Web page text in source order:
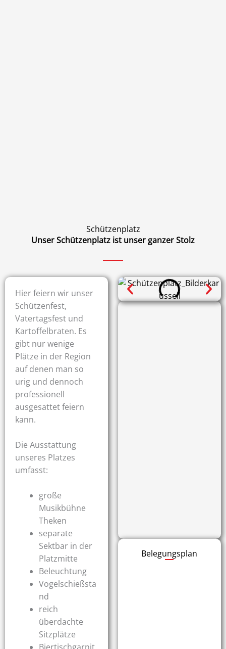
Schützenplatz
Unser Schützenplatz ist unser ganzer Stolz
Hier feiern wir unser
Schützenfest,
Vatertagsfest und
Kartoffelbraten. Es
gibt nur wenige
Plätze in der Region
auf denen man so
urig und dennoch
professionell
ausgesattet feiern
kann.
Die Ausstattung
unseres Platzes
umfasst:
große
Musikbühne
Theken
separate
Sektbar in der
Platzmitte
Beleuchtung
Vogelschießsta
nd
reich
überdachte
Sitzplätze
Belegungsplan